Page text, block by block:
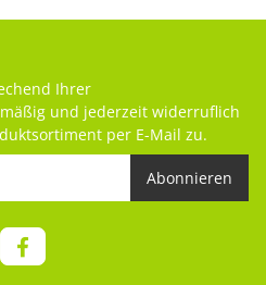
Ihrer
und jederzeit widerruflich
per E-Mail zu.
Abonnieren